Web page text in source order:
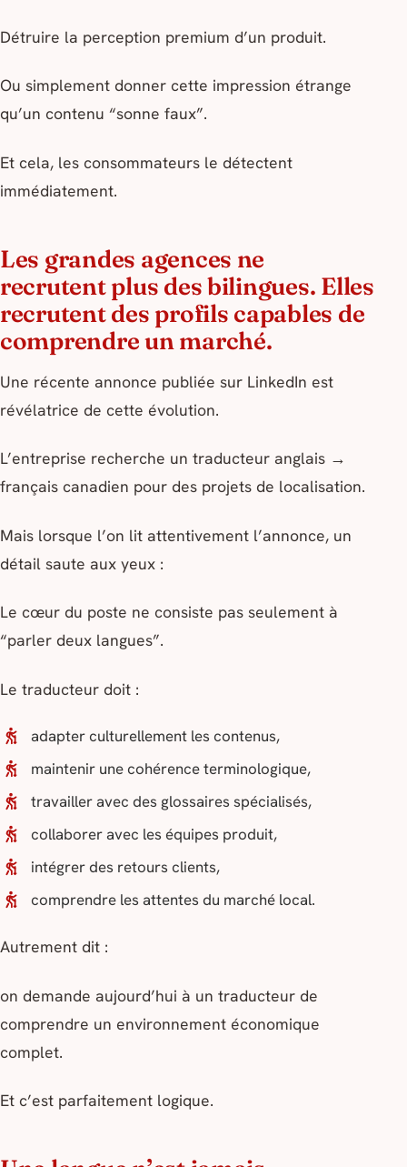
Détruire la perception premium d’un produit.
Ou simplement donner cette impression étrange
qu’un contenu “sonne faux”.
Et cela, les consommateurs le détectent
immédiatement.
Les grandes agences ne
recrutent plus des bilingues. Elles
recrutent des profils capables de
comprendre un marché.
Une récente annonce publiée sur LinkedIn est
révélatrice de cette évolution.
L’entreprise recherche un traducteur anglais →
français canadien pour des projets de localisation.
Mais lorsque l’on lit attentivement l’annonce, un
détail saute aux yeux :
Le cœur du poste ne consiste pas seulement à
“parler deux langues”.
Le traducteur doit :
adapter culturellement les contenus,
maintenir une cohérence terminologique,
travailler avec des glossaires spécialisés,
collaborer avec les équipes produit,
intégrer des retours clients,
comprendre les attentes du marché local.
Autrement dit :
on demande aujourd’hui à un traducteur de
comprendre un environnement économique
complet.
Et c’est parfaitement logique.